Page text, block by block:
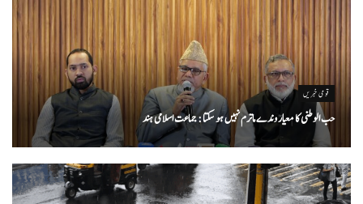
قومی خبریں
حب الوطنی کا معیار وندے ماترم نہیں ہو سکتا : جماعت اسلامی ہند